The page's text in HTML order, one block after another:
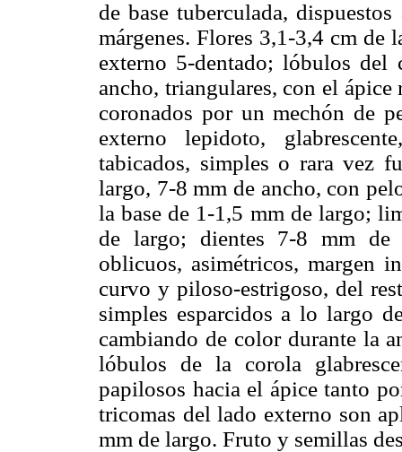
de base tuberculada,
márgenes. Flores 3,1-3,4 cm
externo 5-dentado; lóbulos
ancho, triangulares, con el
coronados por un mechón de
externo lepidoto,
tabicados, simples o rara vez
largo, 7-8 mm de ancho, con
la base de 1-1,5 mm de largo;
de largo; dientes 7-8 mm de
oblicuos, asimétricos, margen
curvo y piloso-estrigoso, del
simples esparcidos a lo largo
cambiando de color durante la
lóbulos de la corola
papilosos hacia el ápice tanto
tricomas del lado externo son
mm de largo. Fruto y semillas